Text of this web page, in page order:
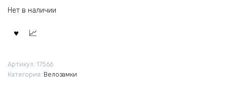
Нет в наличии
Артикул: 17566
Категория: Велозамки